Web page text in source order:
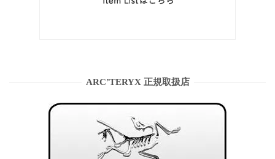
ARC’TERYX 正規取扱店